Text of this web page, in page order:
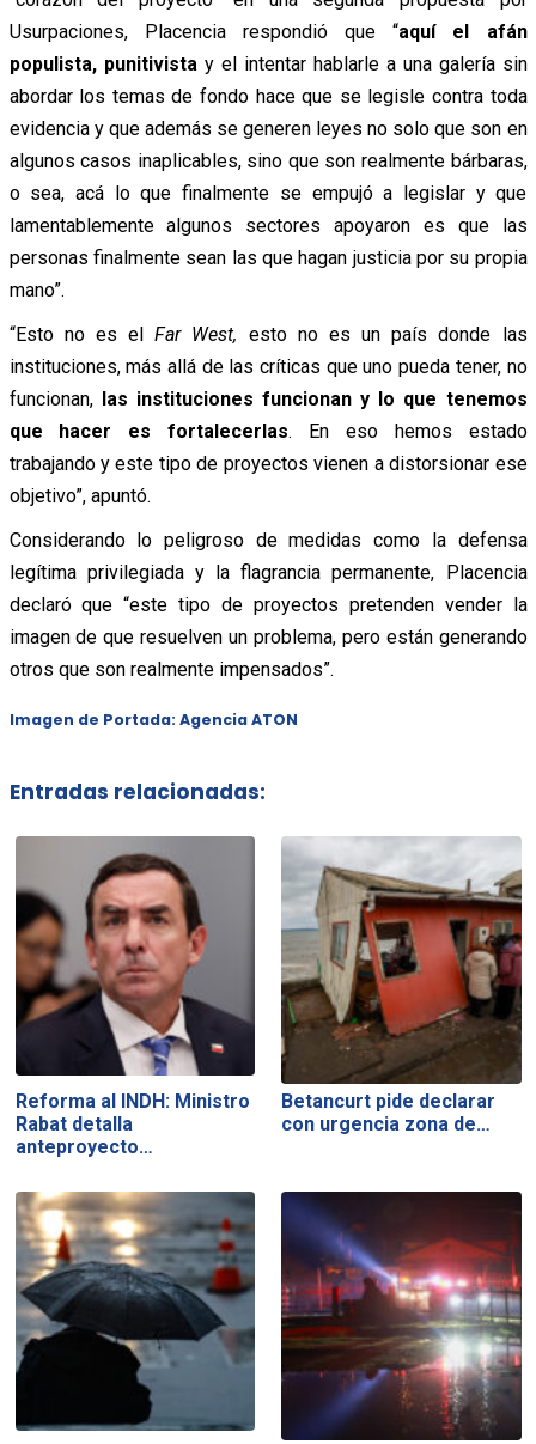
Usurpaciones, Placencia respondió que “aquí el afán
populista, punitivista y el intentar hablarle a una galería sin
abordar los temas de fondo hace que se legisle contra toda
evidencia y que además se generen leyes no solo que son en
algunos casos inaplicables, sino que son realmente bárbaras,
o sea, acá lo que finalmente se empujó a legislar y que
lamentablemente algunos sectores apoyaron es que las
personas finalmente sean las que hagan justicia por su propia
mano”.
“Esto no es elFar West, esto no es un país donde las
instituciones, más allá de las críticas que uno pueda tener, no
funcionan, las instituciones funcionan y lo que tenemos
que hacer es fortalecerlas. En eso hemos estado
trabajando y este tipo de proyectos vienen a distorsionar ese
objetivo”, apuntó.
Considerando lo peligroso de medidas como la defensa
legítima privilegiada y la flagrancia permanente, Placencia
declaró que “este tipo de proyectos pretenden vender la
imagen de que resuelven un problema, pero están generando
otros que son realmente impensados”.
Imagen de Portada: Agencia ATON
Entradas relacionadas:
Reforma al INDH: Ministro
Rabat detalla
anteproyecto…
Betancurt pide declarar
con urgencia zona de…